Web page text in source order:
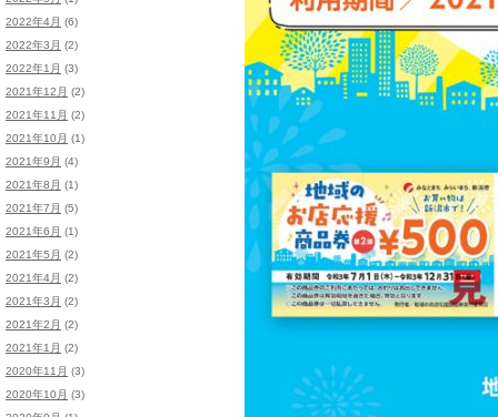
2022年4月 (6)
2022年3月 (2)
2022年1月 (3)
2021年12月 (2)
2021年11月 (2)
2021年10月 (1)
2021年9月 (4)
2021年8月 (1)
2021年7月 (5)
2021年6月 (1)
2021年5月 (2)
2021年4月 (2)
2021年3月 (2)
2021年2月 (2)
2021年1月 (2)
2020年11月 (3)
2020年10月 (3)